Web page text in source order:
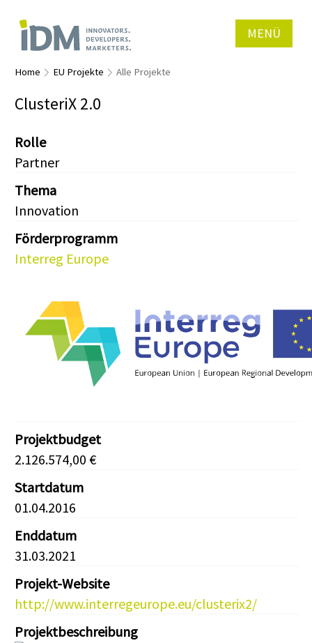
MENÜ
Home EU Projekte Alle Projekte
ClusteriX 2.0
Rolle
Partner
Thema
Innovation
Förderprogramm
Interreg Europe
Projektbudget
2.126.574,00 €
Startdatum
01.04.2016
Enddatum
31.03.2021
Projekt-Website
http://www.interregeurope.eu/clusterix2/
Projektbeschreibung